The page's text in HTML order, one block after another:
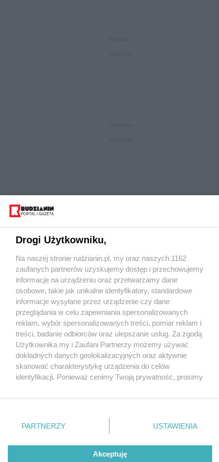
Wydawca mediów lokalnych
Nie zapomnij
zapoznać się z:
polityką prywatności regulamin korzystania z portali
Twojemiasto
Piekary Śląskie
Chorzów
Tarnowskie Góry
Gliwice
Skontaktuj sięz nami
Kontakt
Wydawca
Redakcja
Drogi Użytkowniku,
Na naszej stronie rudzianin.pl, my oraz naszych 1162
zaufanych partnerów uzyskujemy dostęp i przechowujemy
informacje na urządzeniu oraz przetwarzamy dane
osobowe, takie jak unikalne identyfikatory, standardowe
informacje wysyłane przez urządzenie czy dane
przeglądania w celu zapewniania spersonalizowanych
reklam, wybór spersonalizowanych treści, pomiar reklam i
treści, badanie odbiorców oraz ulepszanie usług. Za zgodą
Użytkownika my i Zaufani Partnerzy możemy używać
dokładnych danych geolokalizacyjnych oraz aktywnie
skanować charakterystykę urządzenia do celów
identyfikacji. Ponieważ cenimy Twoją prywatność, prosimy
prywatności znajdujący się w lewym dolnym rogu strony
. Niektóre rodzaje przetwarzania danych nie wymagają
zgody użytkownika, ale masz prawo sprzeciwić się
takiemu przetwarzaniu. Preferencje będą miały
PARTNERZY USTAWIENIA
Akceptuję